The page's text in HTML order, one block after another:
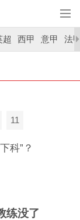
超 西甲 意甲 法
11
科”？
练没了